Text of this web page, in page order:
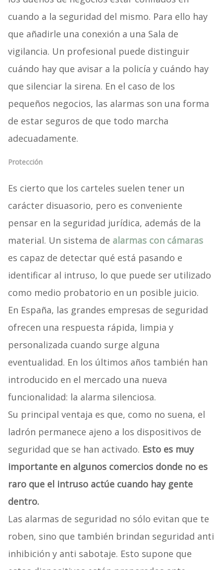
cuando a la seguridad del mismo. Para ello hay
que añadirle una conexión a una Sala de
vigilancia. Un profesional puede distinguir
cuándo hay que avisar a la policía y cuándo hay
que silenciar la sirena. En el caso de los
pequeños negocios, las alarmas son una forma
de estar seguros de que todo marcha
adecuadamente.
Protección
Es cierto que los carteles suelen tener un
carácter disuasorio, pero es conveniente
pensar en la seguridad jurídica, además de la
material. Un sistema de alarmas con cámaras
es capaz de detectar qué está pasando e
identificar al intruso, lo que puede ser utilizado
como medio probatorio en un posible juicio.
En España, las grandes empresas de seguridad
ofrecen una respuesta rápida, limpia y
personalizada cuando surge alguna
eventualidad. En los últimos años también han
introducido en el mercado una nueva
funcionalidad: la alarma silenciosa.
Su principal ventaja es que, como no suena, el
ladrón permanece ajeno a los dispositivos de
seguridad que se han activado. Esto es muy
importante en algunos comercios donde no es
raro que el intruso actúe cuando hay gente
dentro.
Las alarmas de seguridad no sólo evitan que te
roben, sino que también brindan seguridad anti
inhibición y anti sabotaje. Esto supone que